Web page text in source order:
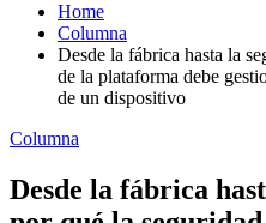
Home
Columna
Desde la fábrica hasta la
de la plataforma debe
de un dispositivo
Columna
Desde la fábrica